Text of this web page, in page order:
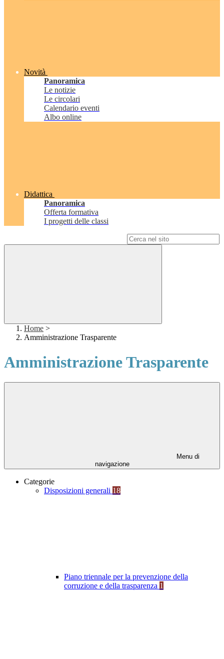
Novità
Panoramica
Le notizie
Le circolari
Calendario eventi
Albo online
Didattica
Panoramica
Offerta formativa
I progetti delle classi
Home >
Amministrazione Trasparente
Amministrazione Trasparente
Menu di
navigazione
Categorie
Disposizioni generali 18
Piano triennale per la prevenzione della
corruzione e della trasparenza 1